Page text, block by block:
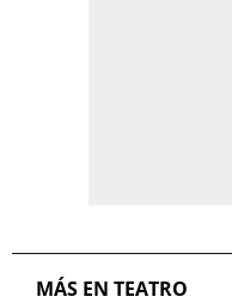
MÁS EN TEATRO